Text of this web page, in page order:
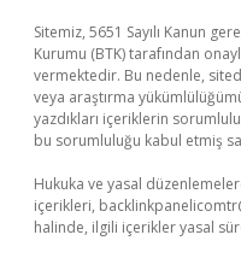
Sitemiz, 5651 Sayılı Kanun
Kurumu (BTK) tarafından
vermektedir. Bu nedenle,
veya araştırma
yazdıkları içeriklerin
bu sorumluluğu kabul etmiş
Hukuka ve yasal
içerikleri,
halinde, ilgili içerikler yasal